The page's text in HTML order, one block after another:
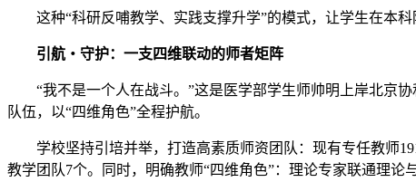
这种“科研反哺教学、实践支撑升学”的模式，让学生在本
引航・守护：一支四维联动的师者矩阵
“我不是一个人在战斗。”这是医学部学生师帅明上岸北京
队伍，以“四维角色”全程护航。
学校坚持引培并举，打造高素质师资团队：现有专任教师
教学团队7个。同时，明确教师“四维角色”：理论专家联通理